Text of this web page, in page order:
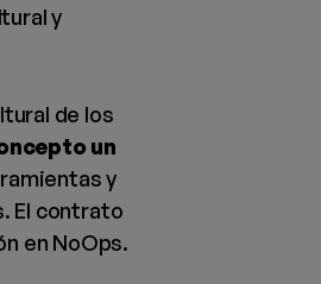
y
de los
un
y
El contrato
en NoOps.